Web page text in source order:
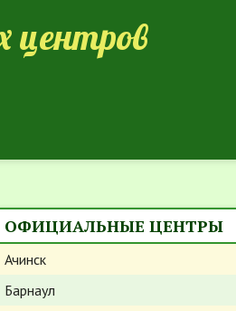
центров
ОФИЦИАЛЬНЫЕ ЦЕНТРЫ
Ачинск
Барнаул